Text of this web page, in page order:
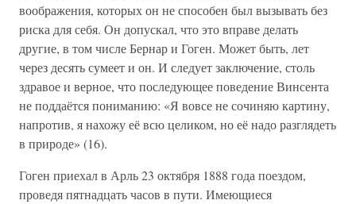
воображения, которых он не способен был вызывать без
риска для себя. Он допускал, что это вправе делать
другие, в том числе Бернар и Гоген. Может быть, лет
через десять сумеет и он. И следует заключение, столь
здравое и верное, что последующее поведение Винсента
не поддаётся пониманию: «Я вовсе не сочиняю картину,
напротив, я нахожу её всю целиком, но её надо разглядеть
в природе» (16).
Гоген приехал в Арль 23 октября 1888 года поездом,
проведя пятнадцать часов в пути. Имеющиеся